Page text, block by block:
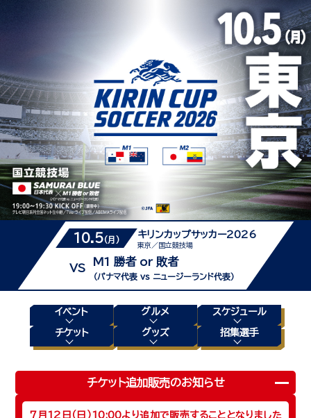
10.5(月)
キリンカップサッカー2026
東京／国立競技場
VS
M1 勝者 or 敗者
（パナマ代表 vs ニュージーランド代表）
イベント グルメ スケジュール
チケット グッズ 招集選手
チケット追加販売のお知らせ
7月12日（日）10:00より追加で販売することとなりました